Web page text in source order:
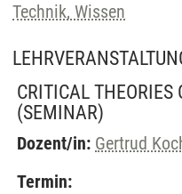
Technik, Wissen
CRITICAL
(SEMINAR)
Dozent/in: Gertrud
Termin: